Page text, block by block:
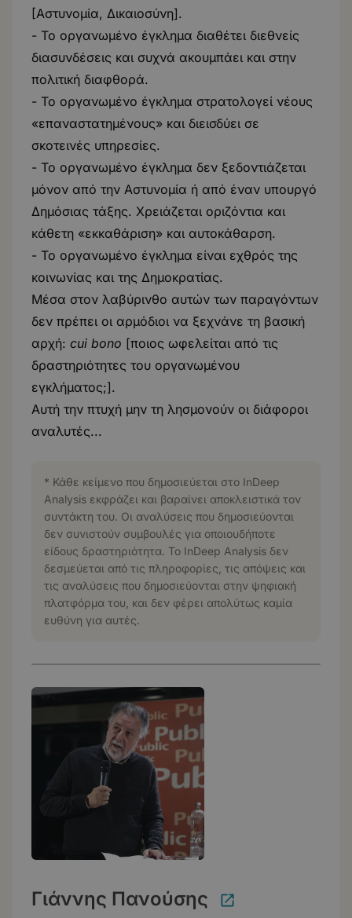
[Αστυνομία, Δικαιοσύνη].
- Το οργανωμένο έγκλημα διαθέτει διεθνείς
διασυνδέσεις και συχνά ακουμπάει και στην
πολιτική διαφθορά.
- Το οργανωμένο έγκλημα στρατολογεί νέους
«επαναστατημένους» και διεισδύει σε
σκοτεινές υπηρεσίες.
- Το οργανωμένο έγκλημα δεν ξεδοντιάζεται
μόνον από την Αστυνομία ή από έναν υπουργό
Δημόσιας τάξης. Χρειάζεται οριζόντια και
κάθετη «εκκαθάριση» και αυτοκάθαρση.
- Το οργανωμένο έγκλημα είναι εχθρός της
κοινωνίας και της Δημοκρατίας.
Μέσα στον λαβύρινθο αυτών των παραγόντων
δεν πρέπει οι αρμόδιοι να ξεχνάνε τη βασική
αρχή: cui bono [ποιος ωφελείται από τις
δραστηριότητες του οργανωμένου
εγκλήματος;].
Αυτή την πτυχή μην τη λησμονούν οι διάφοροι
αναλυτές...
* Κάθε κείμενο που δημοσιεύεται στο InDeep
Analysis εκφράζει και βαραίνει αποκλειστικά τον
συντάκτη του. Οι αναλύσεις που δημοσιεύονται
δεν συνιστούν συμβουλές για οποιουδήποτε
είδους δραστηριότητα. Το InDeep Analysis δεν
δεσμεύεται από τις πληροφορίες, τις απόψεις και
τις αναλύσεις που δημοσιεύονται στην ψηφιακή
πλατφόρμα του, και δεν φέρει απολύτως καμία
ευθύνη για αυτές.
Γιάννης Πανούσης